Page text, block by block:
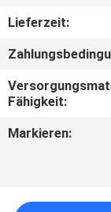
Lieferzeit:
Fähigkeit:
Markieren: